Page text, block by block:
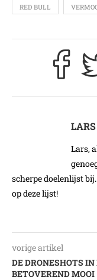
RED BULL
LARS
Lars,
scherpe doelenlijst
op deze lijst!
vorige artikel
DE DRONESHOTS
BETOVEREND MOOI